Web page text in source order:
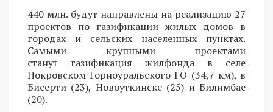
440 млн. будут направлены на реализацию 27
проектов по газификации жилых домов в
городах и сельских населенных пунктах.
Самыми крупными проектами
станут газификация жилфонда в селе
Покровском Горноуральского ГО (34,7 км), в
Бисерти (23), Новоуткинске (25) и Билимбае
(20).